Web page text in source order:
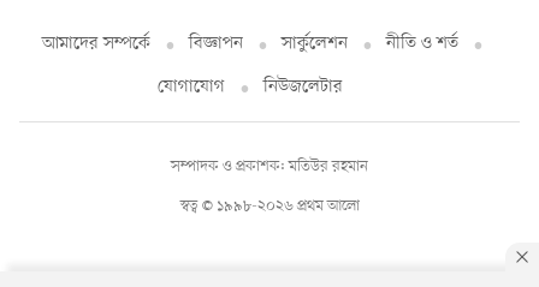
আমাদের সম্পর্কে বিজ্ঞাপন সার্কুলেশন
নীতি ও শর্ত
যোগাযোগ
নিউজলেটার
স্বত্ব © ১৯৯৮-২০২৬ প্রথম আলো
সম্পাদক ও প্রকাশক: মতিউর রহমান